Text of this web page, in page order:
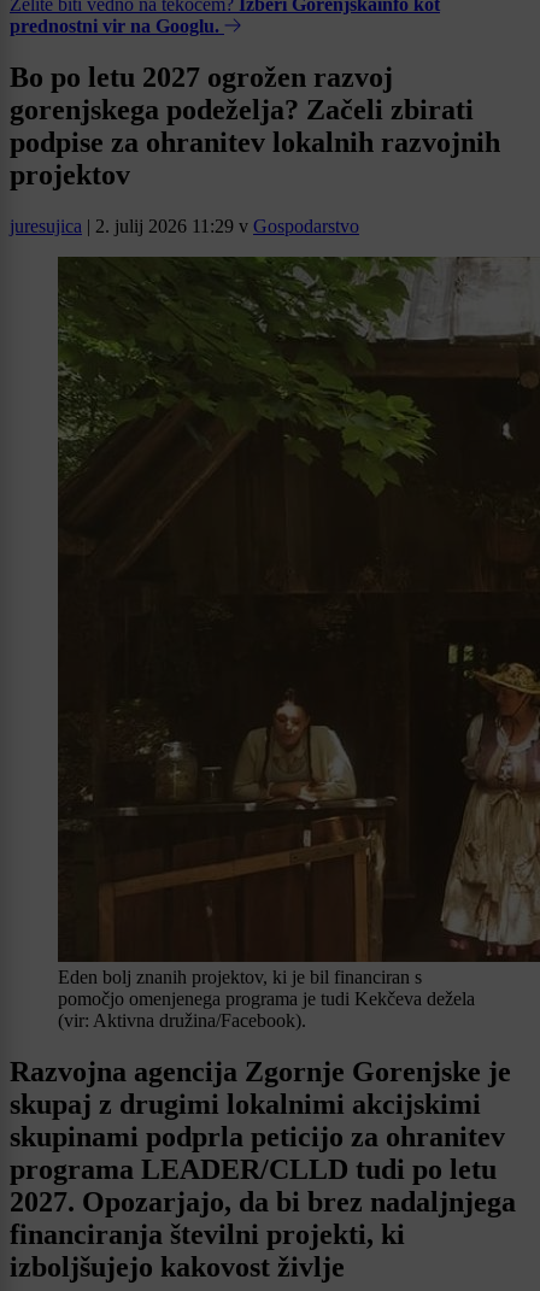
Želite biti vedno na tekočem? Izberi Gorenjskainfo kot
prednostni vir na Googlu.
Bo po letu 2027 ogrožen razvoj
gorenjskega podeželja? Začeli zbirati
podpise za ohranitev lokalnih razvojnih
projektov
juresujica | 2. julij 2026 11:29 v Gospodarstvo
Eden bolj znanih projektov, ki je bil financiran s
pomočjo omenjenega programa je tudi Kekčeva dežela
(vir: Aktivna družina/Facebook).
Razvojna agencija Zgornje Gorenjske je
skupaj z drugimi lokalnimi akcijskimi
skupinami podprla peticijo za ohranitev
programa LEADER/CLLD tudi po letu
2027. Opozarjajo, da bi brez nadaljnjega
financiranja številni projekti, ki
izboljšujejo kakovost življe